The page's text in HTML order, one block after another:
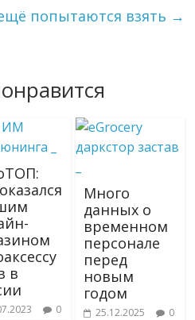
попытаются взять →
в
0
Много
данных о
временном
персонале
перед
новым
годом
25.12.2025 0